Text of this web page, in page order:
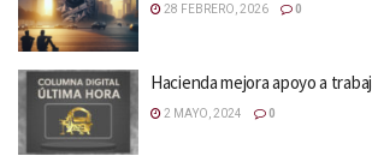
28 FEBRERO, 2026 0
Hacienda mejora apoyo a
2 MAYO, 2024 0